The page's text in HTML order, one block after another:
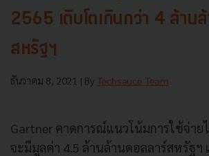
2565 เติบโตเกินกว่า 4 ล้าน
สหรัฐฯ
ธันวาคม 8, 2021 | By Techsauce Team
Gartner คาดการณ์แนวโน้มการใช้จ่าย
จะมีมูลค่า 4.5 ล้านล้านดอลลาร์สหรัฐฯ